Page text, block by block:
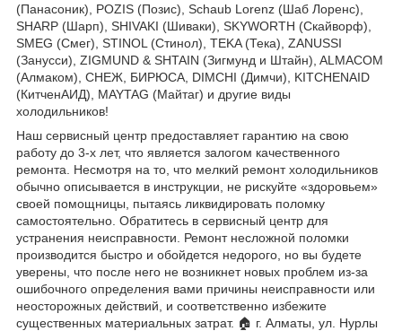
(Панасоник), POZIS (Позис), Schaub Lorenz (Шаб Лоренс),
SHARP (Шарп), SHIVAKI (Шиваки), SKYWORTH (Скайворф),
SMEG (Смег), STINOL (Стинол), TEKA (Тека), ZANUSSI
(Занусси), ZIGMUND & SHTAIN (Зигмунд и Штайн), ALMACOM
(Алмаком), СНЕЖ, БИРЮСА, DIMCHI (Димчи), KITCHENAID
(КитченАИД), MAYTAG (Майтаг) и другие виды
холодильников!
Наш сервисный центр предоставляет гарантию на свою
работу до 3-х лет, что является залогом качественного
ремонта. Несмотря на то, что мелкий ремонт холодильников
обычно описывается в инструкции, не рискуйте «здоровьем»
своей помощницы, пытаясь ликвидировать поломку
самостоятельно. Обратитесь в сервисный центр для
устранения неисправности. Ремонт несложной поломки
производится быстро и обойдется недорого, но вы будете
уверены, что после него не возникнет новых проблем из-за
ошибочного определения вами причины неисправности или
неосторожных действий, и соответственно избежите
существенных материальных затрат. 🏠 г. Алматы, ул. Нурлы